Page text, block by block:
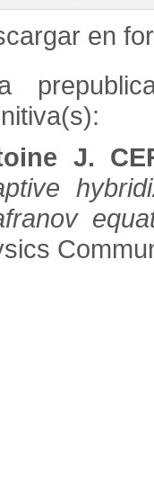
en
J.